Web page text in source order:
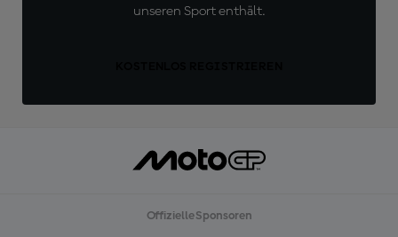
unseren Sport enthält.
Offizielle Sponsoren